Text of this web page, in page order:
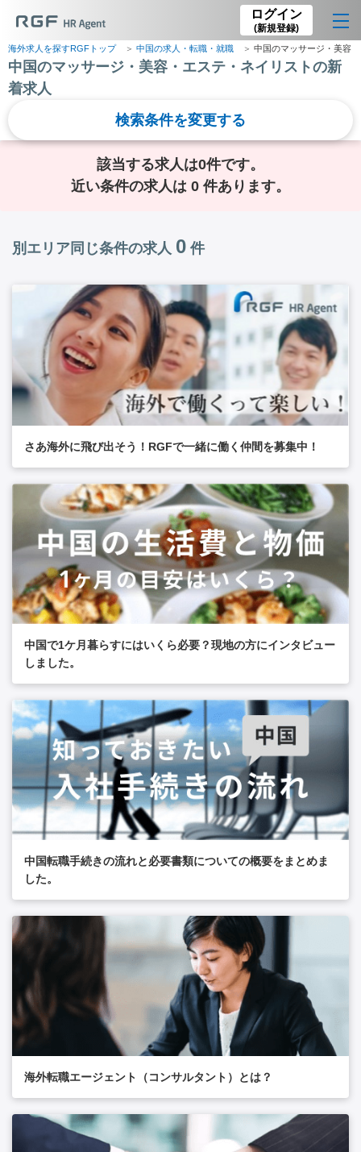
ログイン
(新規登録)
海外求人を探すRGFトップ 中国の求人・転職・就職 中国のマッサージ・美容
中国のマッサージ・美容・エステ・ネイリストの新
着求人
検索条件を変更する
該当する求人は0件です。
近い条件の求人は 0 件あります。
別エリア同じ条件の求人 0 件
さあ海外に飛び出そう！RGFで一緒に働く仲間を募集中！
中国で1ケ月暮らすにはいくら必要？現地の方にインタビュー
しました。
中国転職手続きの流れと必要書類についての概要をまとめま
した。
海外転職エージェント（コンサルタント）とは？